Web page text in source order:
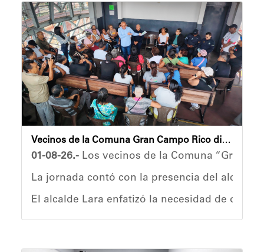
Roselyn Torrellas
Vecinos de la Comuna Gran Campo Rico dialoga con autoridades sobre limpieza urbana
01-08-26.- Los vecinos de la Comuna “Gran
La jornada contó con la presencia del
El alcalde Lara enfatizó la necesidad de
La vocera Judith Pérez valoró el